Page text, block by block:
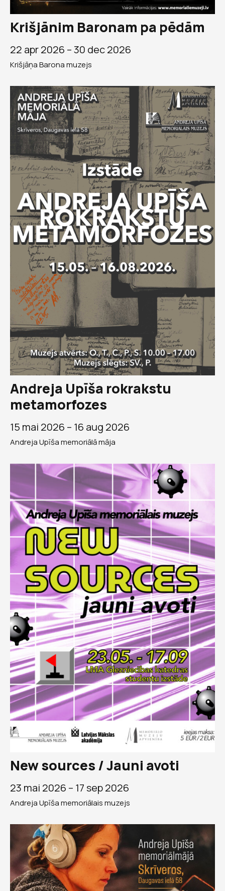
Krišjānim Baronam pa pēdām
22 apr 2026 –30 dec 2026
Krišjāņa Barona muzejs
Andreja Upīša rokrakstu
metamorfozes
15 mai 2026 – 16 aug 2026
Andreja Upīša memoriālā māja
New sources / Jauni avoti
23 mai 2026 – 17 sep 2026
Andreja Upīša memoriālais muzejs